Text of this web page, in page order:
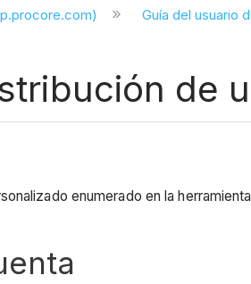
Guía del usuario
de
enumerado en la